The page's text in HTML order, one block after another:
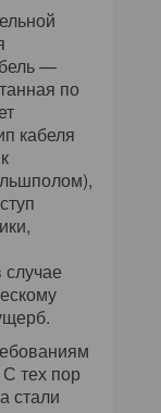
—
по
кабеля
тех пор
стали